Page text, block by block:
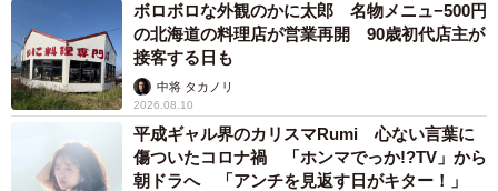
ボロボロな外観のかに太郎 名物メニュ−500円
の北海道の料理店が営業再開 90歳初代店主が
接客する日も
中将 タカノリ
2026.08.10
平成ギャル界のカリスマRumi 心ない言葉に
傷ついたコロナ禍 「ホンマでっか!?TV」から
朝ドラへ 「アンチを見返す日がキター！」